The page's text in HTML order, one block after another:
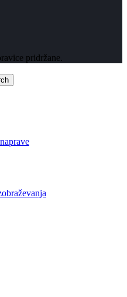
pridržane.